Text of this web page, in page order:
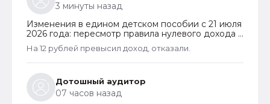
3 минуты назад
Изменения в едином детском пособии с 21 июля
2026 года: пересмотр правила нулевого дохода и
новый порядок оформления пособий по месту
пребывания
На 12 рублей превысил доход, отказали.
Дотошный аудитор
07 часов назад